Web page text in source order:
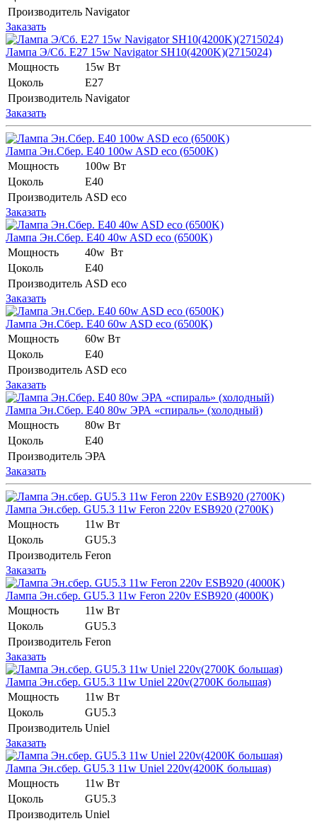
Производитель Navigator
Заказать
Лампа Э/Сб. E27 15w Navigator SH10(4200K)(2715024)
Мощность
15w Вт
Цоколь
E27
Производитель Navigator
Заказать
Лампа Эн.Сбер. E40 100w ASD eco (6500K)
Мощность
100w Вт
Цоколь
E40
Производитель ASD eco
Заказать
Лампа Эн.Сбер. E40 40w ASD eco (6500K)
Мощность
40w Вт
Цоколь
E40
Производитель ASD eco
Заказать
Лампа Эн.Сбер. E40 60w ASD eco (6500K)
Мощность
60w Вт
Цоколь
E40
Производитель ASD eco
Заказать
Лампа Эн.Сбер. E40 80w ЭРА «спираль» (холодный)
Мощность
80w Вт
Цоколь
E40
Производитель ЭРА
Заказать
Лампа Эн.сбер. GU5.3 11w Feron 220v ESB920 (2700K)
Мощность
11w Вт
Цоколь
GU5.3
Производитель Feron
Заказать
Лампа Эн.сбер. GU5.3 11w Feron 220v ESB920 (4000K)
Мощность
11w Вт
Цоколь
GU5.3
Производитель Feron
Заказать
Лампа Эн.сбер. GU5.3 11w Uniel 220v(2700K большая)
Мощность
11w Вт
Цоколь
GU5.3
Производитель Uniel
Заказать
Лампа Эн.сбер. GU5.3 11w Uniel 220v(4200K большая)
Мощность
11w Вт
Цоколь
GU5.3
Производитель Uniel